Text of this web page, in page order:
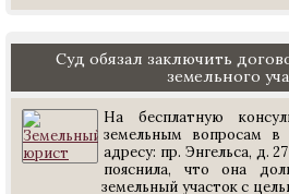
Суд обязал заключить
земельного
На бесплатную
земельным вопросам
адресу: пр. Энгельса, д.
пояснила, что она
земельный участок с